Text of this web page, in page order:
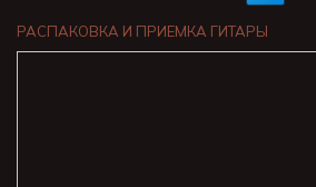
РАСПАКОВКА И ПРИЕМКА ГИТАРЫ